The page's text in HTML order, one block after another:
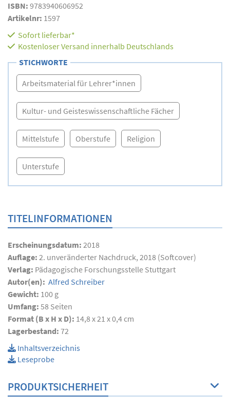
ISBN: 9783940606952
Artikelnr: 1597
Sofort lieferbar*
Kostenloser Versand innerhalb Deutschlands
STICHWORTE
Arbeitsmaterial für Lehrer*innen
Kultur- und Geisteswissenschaftliche Fächer
Mittelstufe Oberstufe Religion
Unterstufe
TITELINFORMATIONEN
Erscheinungsdatum: 2018
Auflage: 2. unveränderter Nachdruck, 2018 (Softcover)
Verlag: Pädagogische Forschungsstelle Stuttgart
Autor(en): Alfred Schreiber
Gewicht: 100 g
Umfang: 58 Seiten
Format (B x H x D): 14,8 x 21 x 0,4 cm
Lagerbestand: 72
Inhaltsverzeichnis
Leseprobe
PRODUKTSICHERHEIT